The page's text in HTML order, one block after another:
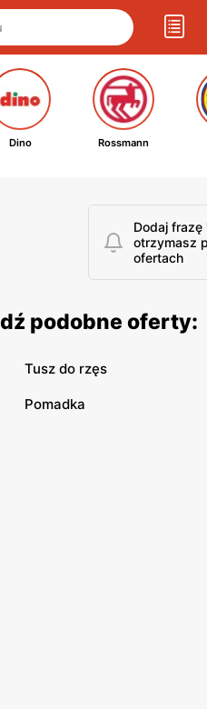
Dino Rossmann
Dodaj frazę
otrzymasz
ofertach
podobne oferty:
Tusz do rzęs
Pomadka